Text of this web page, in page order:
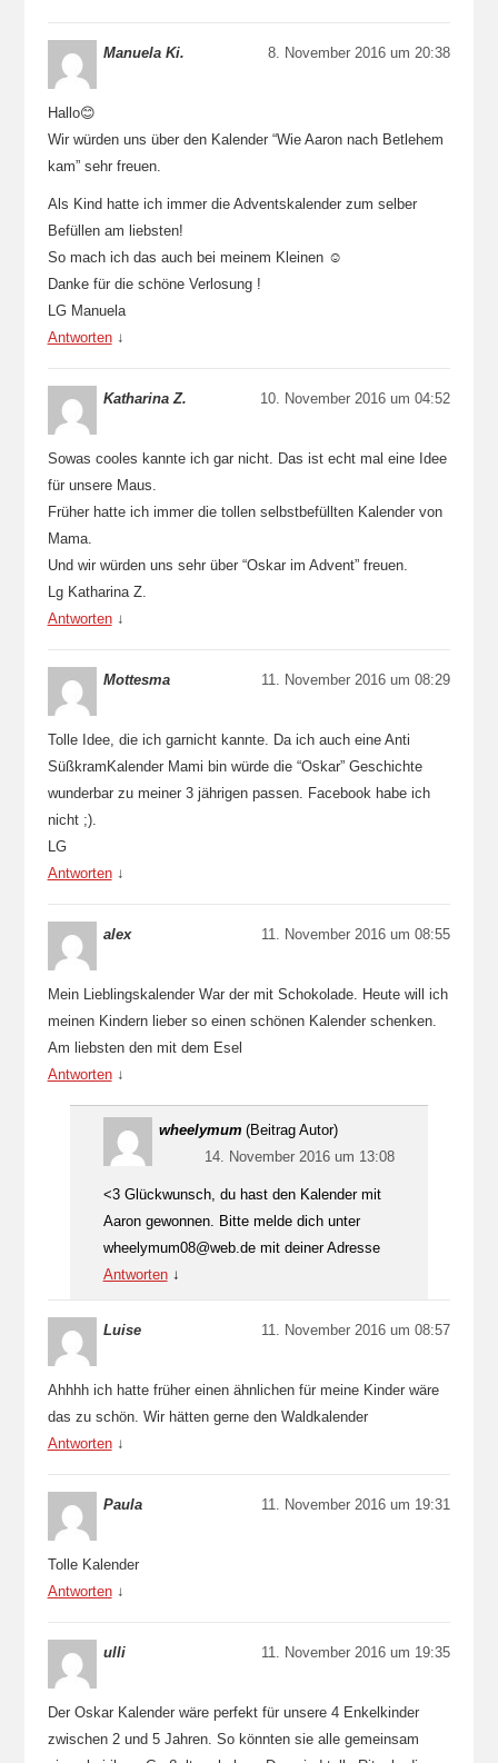
Manuela Ki. 8. November 2016 um 20:38
Hallo😊
Wir würden uns über den Kalender “Wie Aaron nach Betlehem
kam” sehr freuen.
Als Kind hatte ich immer die Adventskalender zum selber
Befüllen am liebsten!
So mach ich das auch bei meinem Kleinen ☺
Danke für die schöne Verlosung !
LG Manuela
Antworten ↓
Katharina Z. 10. November 2016 um 04:52
Sowas cooles kannte ich gar nicht. Das ist echt mal eine Idee
für unsere Maus.
Früher hatte ich immer die tollen selbstbefüllten Kalender von
Mama.
Und wir würden uns sehr über “Oskar im Advent” freuen.
Lg Katharina Z.
Antworten ↓
Mottesma 11. November 2016 um 08:29
Tolle Idee, die ich garnicht kannte. Da ich auch eine Anti
SüßkramKalender Mami bin würde die “Oskar” Geschichte
wunderbar zu meiner 3 jährigen passen. Facebook habe ich
nicht ;).
LG
Antworten ↓
alex 11. November 2016 um 08:55
Mein Lieblingskalender War der mit Schokolade. Heute will ich
meinen Kindern lieber so einen schönen Kalender schenken.
Am liebsten den mit dem Esel
Antworten ↓
wheelymum (Beitrag Autor)
14. November 2016 um 13:08
<3 Glückwunsch, du hast den Kalender mit
Aaron gewonnen. Bitte melde dich unter
wheelymum08@web.de mit deiner Adresse
Antworten ↓
Luise 11. November 2016 um 08:57
Ahhhh ich hatte früher einen ähnlichen für meine Kinder wäre
das zu schön. Wir hätten gerne den Waldkalender
Antworten ↓
Paula 11. November 2016 um 19:31
Tolle Kalender
Antworten ↓
ulli 11. November 2016 um 19:35
Der Oskar Kalender wäre perfekt für unsere 4 Enkelkinder
zwischen 2 und 5 Jahren. So könnten sie alle gemeinsam